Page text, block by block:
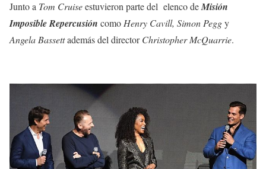
Junto a Tom Cruiseestuvieron parte del elenco deMisión
Imposible Repercusión como Henry Cavill, Simon Peggy
Angela Bassettademás del directorChristopher McQuarrie.